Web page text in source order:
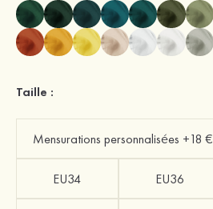
Taille :
Mensurations personnalisées +18 €
EU34 EU36